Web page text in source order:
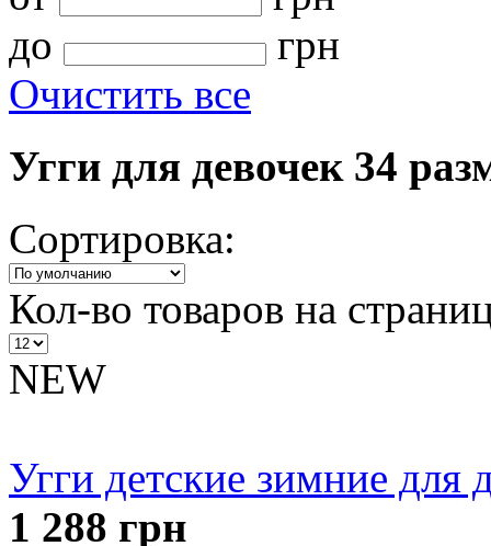
до
грн
Очистить все
Угги для девочек 34
Сортировка:
Кол-во товаров на
NEW
Угги детские зимние
1 288 грн